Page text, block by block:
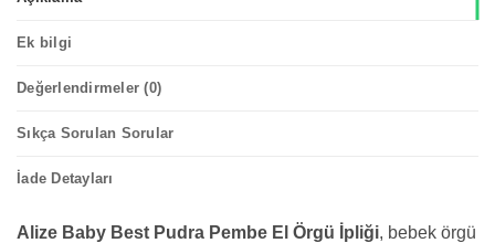
Ek bilgi
Değerlendirmeler (0)
Sıkça Sorulan Sorular
İade Detayları
Alize Baby Best Pudra Pembe El Örgü İpliği, bebek örgü